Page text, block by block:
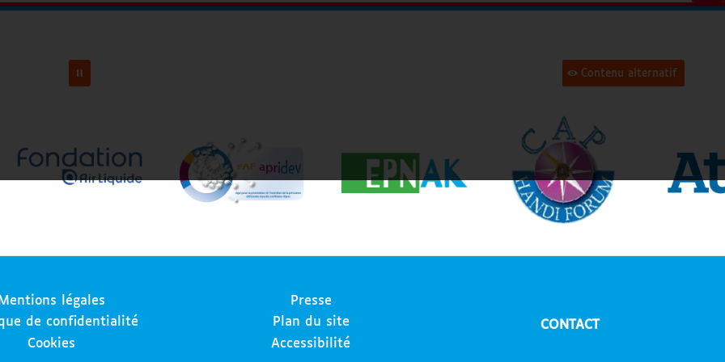
Contenu alternatif
légales
de confidentialité
Cookies
Presse
Plan du site
Accessibilité
CONTACT